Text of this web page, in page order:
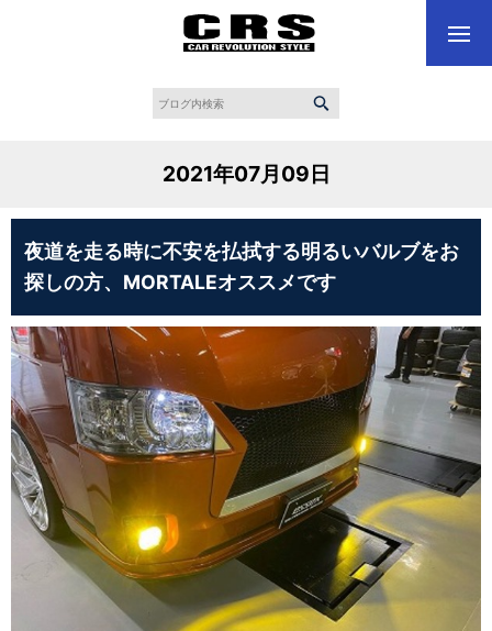
2021年07月09日
夜道を走る時に不安を払拭する明るいバルブをお
探しの方、MORTALEオススメです